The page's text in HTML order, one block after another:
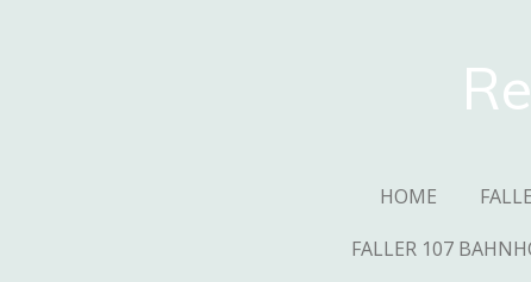
HOME
FALLER 107